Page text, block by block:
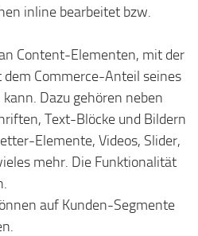
inline bearbeitet bzw.
Content-Elementen, mit der
Commerce-Anteil seines
Dazu gehören neben
Text-Blöcke und Bildern
Elemente, Videos, Slider,
mehr. Die Funktionalität
auf Kunden-Segmente